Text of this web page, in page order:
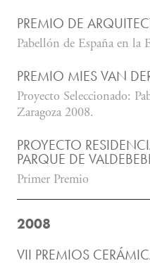
PREMIO DE
Pabellón de España en la
PREMIO MIES VAN
Proyecto Seleccionado:
Zaragoza 2008.
PROYECTO
PARQUE DE
Primer Premio
2008
VII PREMIOS